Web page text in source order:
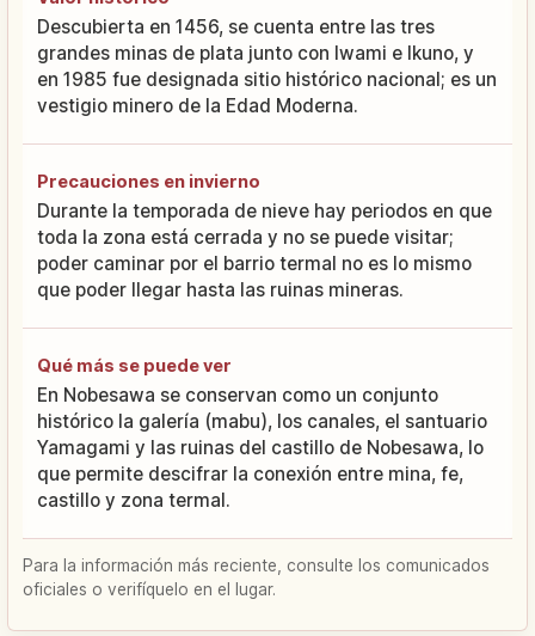
Descubierta en 1456, se cuenta entre las tres
grandes minas de plata junto con Iwami e Ikuno, y
en 1985 fue designada sitio histórico nacional; es un
vestigio minero de la Edad Moderna.
Precauciones en invierno
Durante la temporada de nieve hay periodos en que
toda la zona está cerrada y no se puede visitar;
poder caminar por el barrio termal no es lo mismo
que poder llegar hasta las ruinas mineras.
Qué más se puede ver
En Nobesawa se conservan como un conjunto
histórico la galería (mabu), los canales, el santuario
Yamagami y las ruinas del castillo de Nobesawa, lo
que permite descifrar la conexión entre mina, fe,
castillo y zona termal.
Para la información más reciente, consulte los comunicados
oficiales o verifíquelo en el lugar.